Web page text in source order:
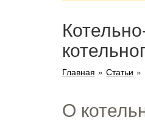
Главная » Статьи »
О